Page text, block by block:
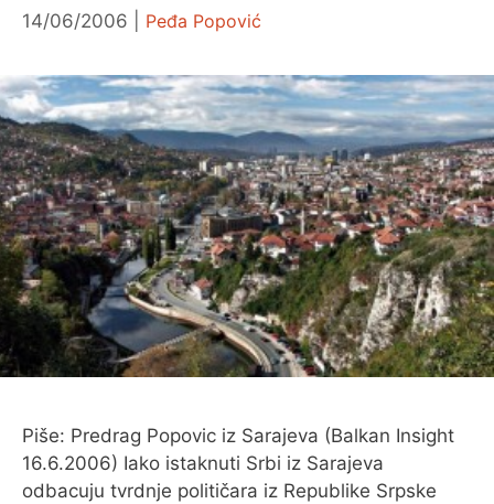
14/06/2006 Peđa Popović
Piše: Predrag Popovic iz Sarajeva (Balkan Insight
16.6.2006) Iako istaknuti Srbi iz Sarajeva
odbacuju tvrdnje političara iz Republike Srpske